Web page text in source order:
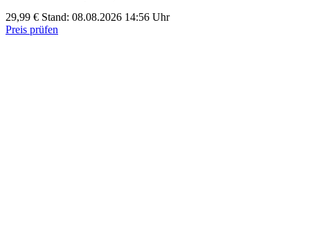
29,99 € Stand: 08.08.2026 14:56 Uhr
Preis prüfen